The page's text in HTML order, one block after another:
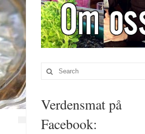
Search
for:
Verdensmat på
Facebook: